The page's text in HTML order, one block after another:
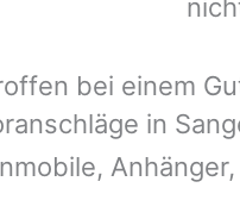
bei einem
in